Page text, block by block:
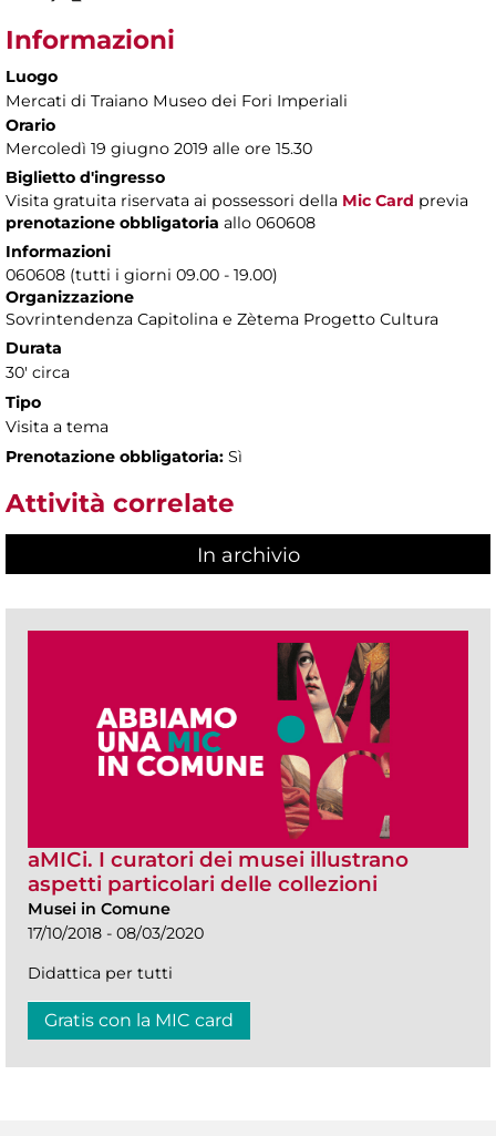
Informazioni
Luogo
Mercati di Traiano Museo dei Fori Imperiali
Orario
Mercoledì 19 giugno 2019 alle ore 15.30
Biglietto d'ingresso
Visita gratuita riservata ai possessori della Mic Card previa
prenotazione obbligatoria allo 060608
Informazioni
060608 (tutti i giorni 09.00 - 19.00)
Organizzazione
Sovrintendenza Capitolina e Zètema Progetto Cultura
Durata
30' circa
Tipo
Visita a tema
Prenotazione obbligatoria: Sì
Attività correlate
In archivio
aMICi. I curatori dei musei illustrano
aspetti particolari delle collezioni
Musei in Comune
17/10/2018 - 08/03/2020
Didattica per tutti
Gratis con la MIC card